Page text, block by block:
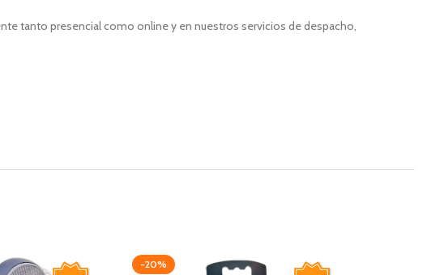
tanto presencial como online y en nuestros servicios de despacho,
-20%